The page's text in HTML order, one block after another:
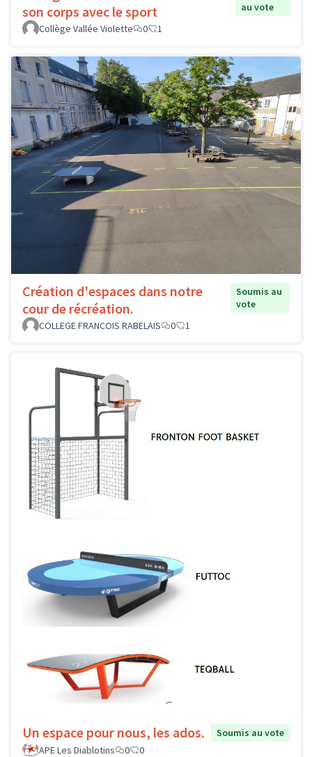
son corps avec le sport
au vote
Collège Vallée Violette
0 1
Création d'espaces dans notre
cour de récréation.
Soumis au
vote
COLLEGE FRANCOIS RABELAIS
0 1
Un espace pour nous, les ados.
Soumis au vote
APE Les Diablotins
0 0